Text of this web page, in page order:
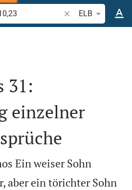
Bibelstelle oder
ELB
31:
einzelner
Ein weiser Sohn
aber ein törichter Sohn